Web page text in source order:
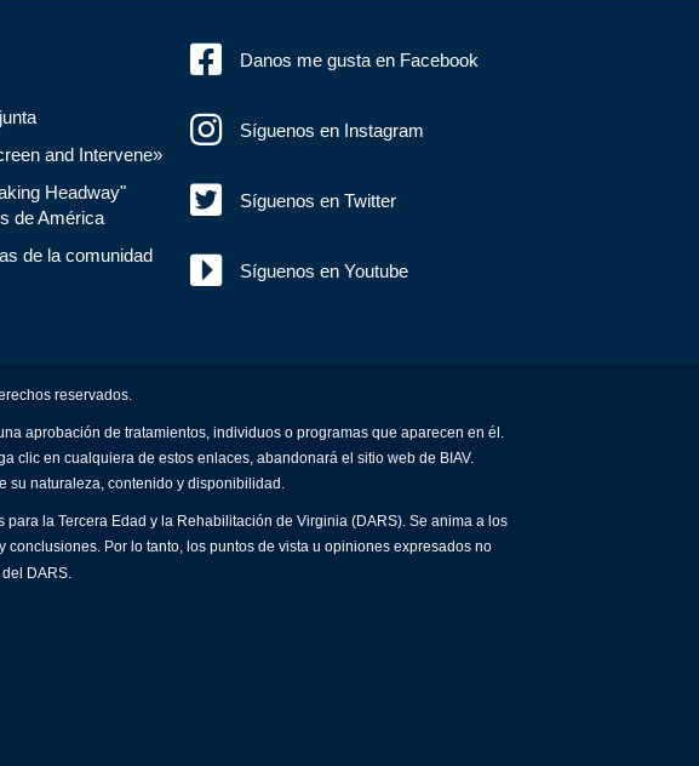
and Intervene»
Headway"
de América
de la comunidad
Danos me gusta en Facebook
Síguenos en Instagram
Síguenos en Twitter
Síguenos en Youtube
reservados.
aprobación de tratamientos, individuos o programas que aparecen en él.
clic en cualquiera de estos enlaces, abandonará el sitio web de BIAV.
su naturaleza, contenido y disponibilidad.
la Tercera Edad y la Rehabilitación de Virginia (DARS). Se anima a los
Por lo tanto, los puntos de vista u opiniones expresados no
DARS.